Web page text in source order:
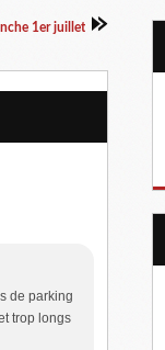
1er juillet
de parking
trop longs